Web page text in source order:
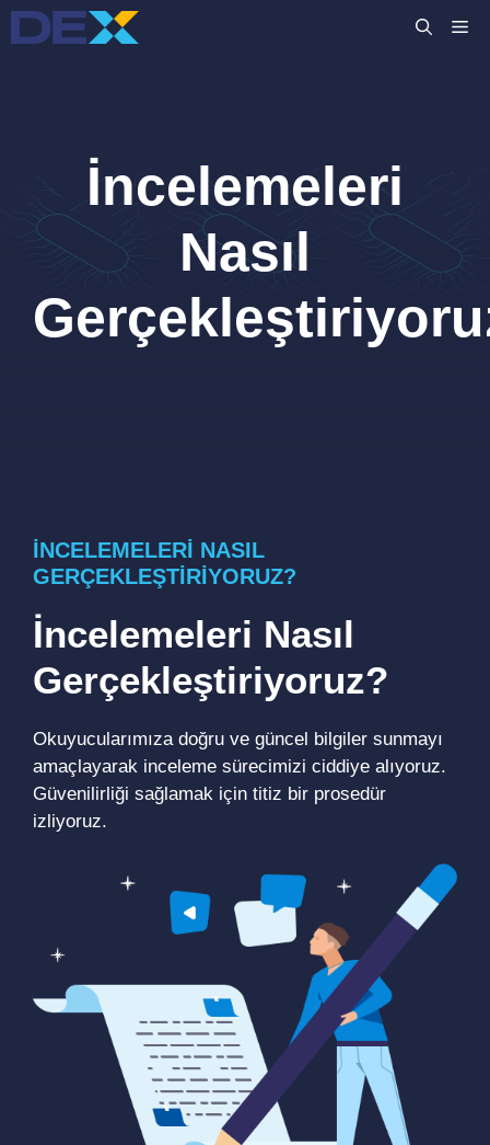
İçeriğe
atla
İncelemeleri
Nasıl
İNCELEMELERI NASIL
GERÇEKLEŞTIRIYORUZ?
İncelemeleri Nasıl
Gerçekleştiriyoruz?
Okuyucularımıza doğru ve güncel bilgiler sunmayı
amaçlayarak inceleme sürecimizi ciddiye alıyoruz.
Güvenilirliği sağlamak için titiz bir prosedür
izliyoruz.